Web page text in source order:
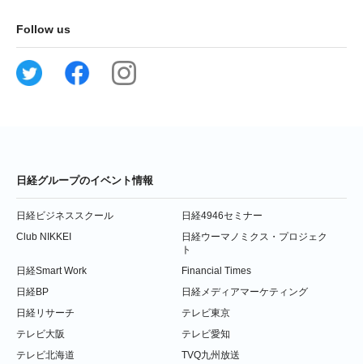
Follow us
日経グループのイベント情報
日経ビジネススクール
日経4946セミナー
Club NIKKEI
日経ウーマノミクス・プロジェク
ト
日経Smart Work
Financial Times
日経BP
日経メディアマーケティング
日経リサーチ
テレビ東京
テレビ大阪
テレビ愛知
テレビ北海道
TVQ九州放送